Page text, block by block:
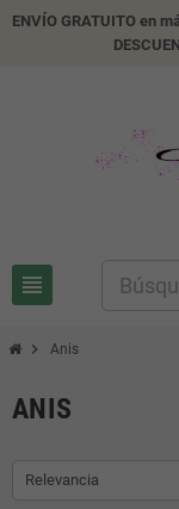
ENVÍO GRATUITO en
view_headline
chevron_right Anis
ANIS
Relevancia